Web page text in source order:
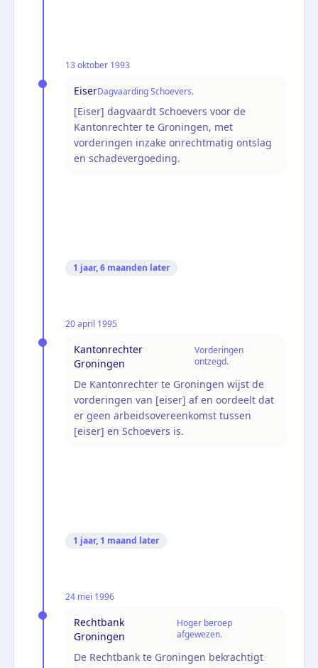
13 oktober 1993
EiserDagvaarding Schoevers.
[Eiser] dagvaardt Schoevers voor de
Kantonrechter te Groningen, met
vorderingen inzake onrechtmatig ontslag
en schadevergoeding.
1 jaar, 6 maanden later
20 april 1995
Kantonrechter
Groningen
Vorderingen
ontzegd.
De Kantonrechter te Groningen wijst de
vorderingen van [eiser] af en oordeelt dat
er geen arbeidsovereenkomst tussen
[eiser] en Schoevers is.
1 jaar, 1 maand later
24 mei 1996
Rechtbank
Groningen
Hoger beroep
afgewezen.
De Rechtbank te Groningen bekrachtigt